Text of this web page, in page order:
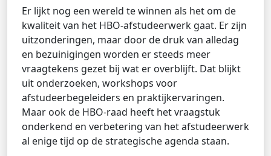
Er lijkt nog een wereld te winnen als het om de
kwaliteit van het HBO-afstudeerwerk gaat. Er zijn
uitzonderingen, maar door de druk van alledag
en bezuinigingen worden er steeds meer
vraagtekens gezet bij wat er overblijft. Dat blijkt
uit onderzoeken, workshops voor
afstudeerbegeleiders en praktijkervaringen.
Maar ook de HBO-raad heeft het vraagstuk
onderkend en verbetering van het afstudeerwerk
al enige tijd op de strategische agenda staan.